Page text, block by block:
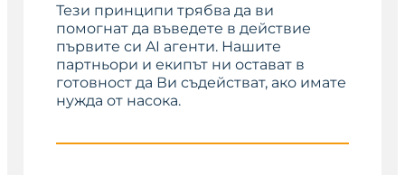
Тези принципи трябва да ви
помогнат да въведете в действие
първите си AI агенти. Нашите
партньори и екипът ни остават в
готовност да Ви съдействат, ако имате
нужда от насока.